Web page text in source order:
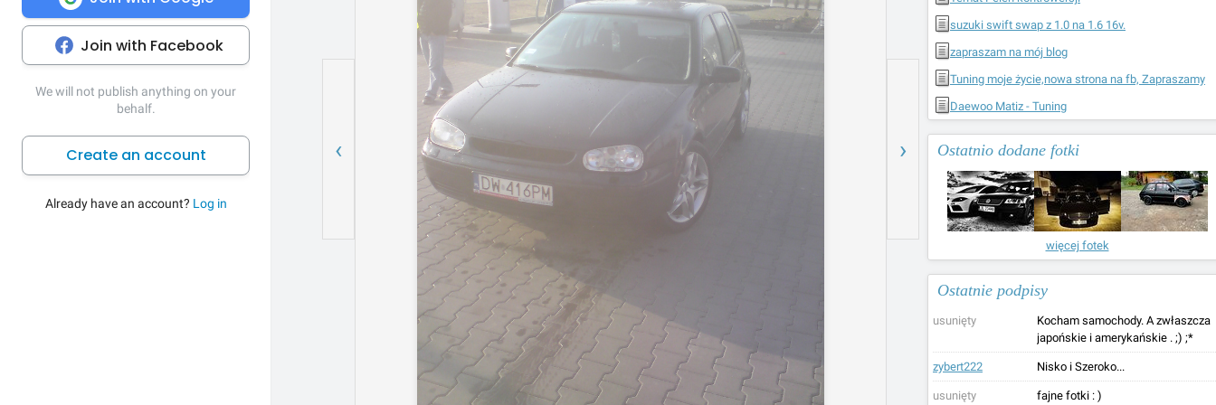
Join with Facebook
We will not publish anything on your
behalf.
Create an account
Already have an account? Log in
suzuki swift swap z 1.0 na 1.6 16v.
zapraszam na mój blog
Tuning moje życie,nowa strona na fb, Zapraszamy
Daewoo Matiz - Tuning
Ostatnio dodane fotki
więcej fotek
Ostatnie podpisy
usunięty
Kocham samochody. A zwłaszcza
japońskie i amerykańskie . ;) ;*
zybert222 Nisko i Szeroko...
usunięty fajne fotki : )
‹ ›